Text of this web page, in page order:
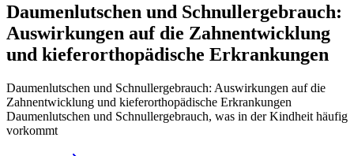
Daumenlutschen und Schnullergebrauch:
Auswirkungen auf die Zahnentwicklung
und kieferorthopädische Erkrankungen
Daumenlutschen und Schnullergebrauch: Auswirkungen auf die
Zahnentwicklung und kieferorthopädische Erkrankungen
Daumenlutschen und Schnullergebrauch, was in der Kindheit häufig
vorkommt